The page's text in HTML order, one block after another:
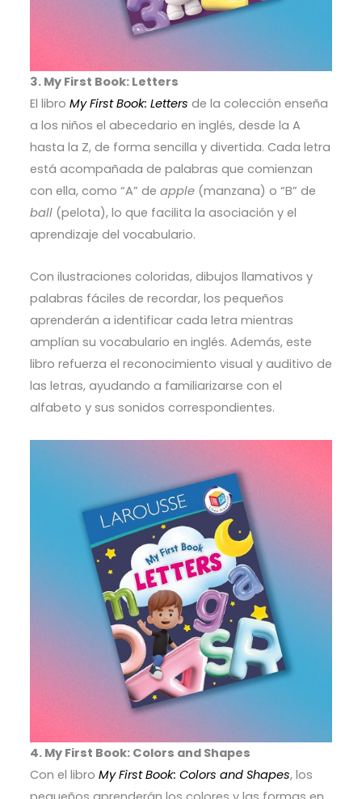
3. My First Book: Letters
El libro My First Book: Letters de la colección enseña
a los niños el abecedario en inglés, desde la A
hasta la Z, de forma sencilla y divertida. Cada letra
está acompañada de palabras que comienzan
con ella, como “A” de apple(manzana) o “B” de
ball(pelota), lo que facilita la asociación y el
aprendizaje del vocabulario.
Con ilustraciones coloridas, dibujos llamativos y
palabras fáciles de recordar, los pequeños
aprenderán a identificar cada letra mientras
amplían su vocabulario en inglés. Además, este
libro refuerza el reconocimiento visual y auditivo de
las letras, ayudando a familiarizarse con el
alfabeto y sus sonidos correspondientes.
4. My First Book: Colors and Shapes
Con el libro My First Book: Colors and Shapes, los